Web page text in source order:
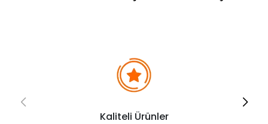
Kullanım ve Bakım Bilgileri
• Makinede yıkanabilir
• Uzun ömürlü kullanım için elde yıkanması tavsiye edilir.
Kaliteli Ürünler